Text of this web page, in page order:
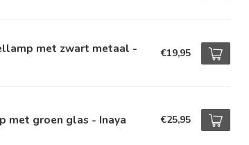
met zwart metaal - €19,95
met groen glas - Inaya €25,95